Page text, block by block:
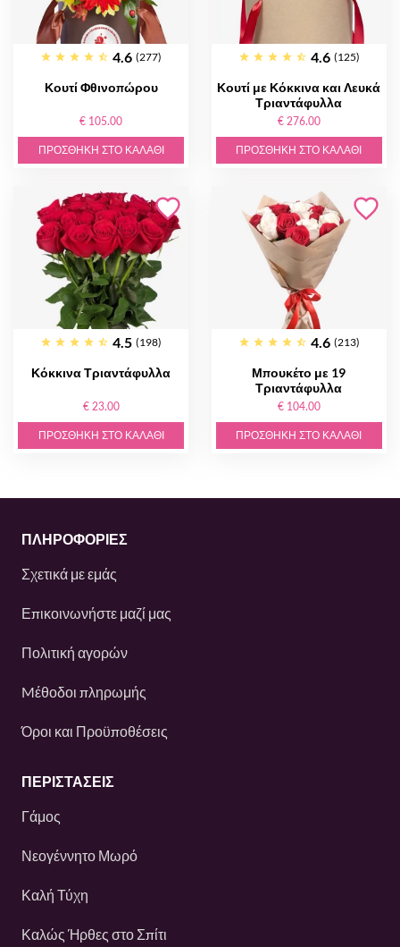
4.6 (277)
Κουτί Φθινοπώρου
€ 105.00
ΠΡΟΣΘΉΚΗ ΣΤΟ ΚΑΛΆΘΙ
4.6 (125)
Κουτί με Κόκκινα και Λευκά
Τριαντάφυλλα
€ 276.00
ΠΡΟΣΘΉΚΗ ΣΤΟ ΚΑΛΆΘΙ
4.5 (198)
Κόκκινα Τριαντάφυλλα
€ 23.00
ΠΡΟΣΘΉΚΗ ΣΤΟ ΚΑΛΆΘΙ
4.6 (213)
Μπουκέτο με 19
Τριαντάφυλλα
€ 104.00
ΠΡΟΣΘΉΚΗ ΣΤΟ ΚΑΛΆΘΙ
ΠΛΗΡΟΦΟΡΙΕΣ
Σχετικά με εμάς
Επικοινωνήστε μαζί μας
Πολιτική αγορών
Mέθοδοι πληρωμής
Όροι και Προϋποθέσεις
ΠΕΡΙΣΤΆΣΕΙΣ
Γάμος
Νεογέννητο Μωρό
Καλή Τύχη
Καλώς Ήρθες στο Σπίτι